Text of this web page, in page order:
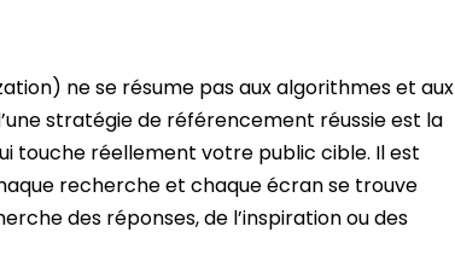
ne se résume pas aux algorithmes et aux
stratégie de référencement réussie est la
touche réellement votre public cible. Il est
recherche et chaque écran se trouve
des réponses, de l’inspiration ou des